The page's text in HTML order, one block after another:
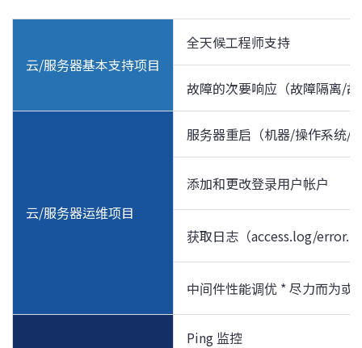
云/服务器基本支持项目
全天候工程师支持
故障的次要响应（故障隔离/
云/服务器运维项目
服务器重启（机器/操作系统/
添加和更改登录用户帐户
获取日志（access.log/
中间件性能调优 * 尽力而为或
Ping 监控